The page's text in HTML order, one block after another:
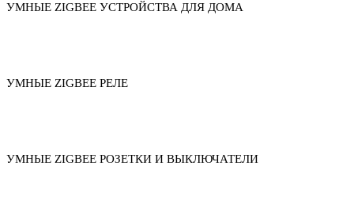
УМНЫЕ ZIGBEE УСТРОЙСТВА ДЛЯ ДОМА
УМНЫЕ ZIGBEE РЕЛЕ
УМНЫЕ ZIGBEE РОЗЕТКИ И ВЫКЛЮЧАТЕЛИ